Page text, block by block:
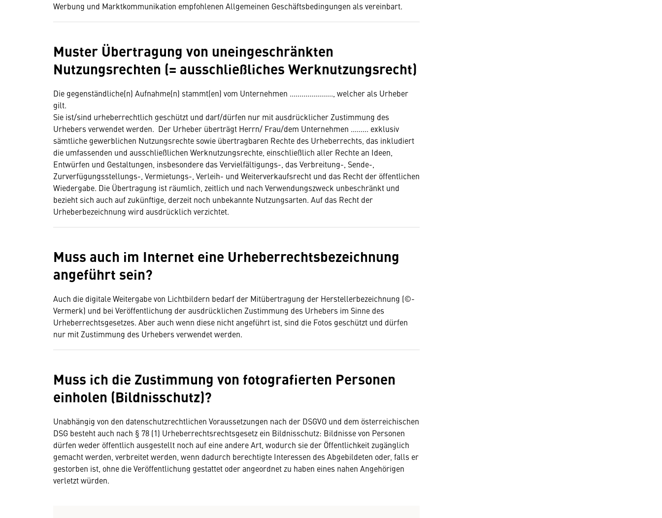
Werbung und Marktkommunikation empfohlenen Allgemeinen Geschäftsbedingungen als vereinbart.
Muster Übertragung von uneingeschränkten
Nutzungsrechten (= ausschließliches Werknutzungsrecht)
Die gegenständliche(n) Aufnahme(n) stammt(en) vom Unternehmen ......................, welcher als Urheber
gilt.
Sie ist/sind urheberrechtlich geschützt und darf/dürfen nur mit ausdrücklicher Zustimmung des
Urhebers verwendet werden. Der Urheber überträgt Herrn/ Frau/dem Unternehmen ......... exklusiv
sämtliche gewerblichen Nutzungsrechte sowie übertragbaren Rechte des Urheberrechts, das inkludiert
die umfassenden und ausschließlichen Werknutzungsrechte, einschließlich aller Rechte an Ideen,
Entwürfen und Gestaltungen, insbesondere das Vervielfältigungs-, das Verbreitung-, Sende-,
Zurverfügungsstellungs-, Vermietungs-, Verleih- und Weiterverkaufsrecht und das Recht der öffentlichen
Wiedergabe. Die Übertragung ist räumlich, zeitlich und nach Verwendungszweck unbeschränkt und
bezieht sich auch auf zukünftige, derzeit noch unbekannte Nutzungsarten. Auf das Recht der
Urheberbezeichnung wird ausdrücklich verzichtet.
Muss auch im Internet eine Urheberrechtsbezeichnung
angeführt sein?
Auch die digitale Weitergabe von Lichtbildern bedarf der Mitübertragung der Herstellerbezeichnung (©-
Vermerk) und bei Veröffentlichung der ausdrücklichen Zustimmung des Urhebers im Sinne des
Urheberrechtsgesetzes. Aber auch wenn diese nicht angeführt ist, sind die Fotos geschützt und dürfen
nur mit Zustimmung des Urhebers verwendet werden.
Muss ich die Zustimmung von fotografierten Personen
einholen (Bildnisschutz)?
Unabhängig von den datenschutzrechtlichen Voraussetzungen nach der DSGVO und dem österreichischen
DSG besteht auch nach § 78 (1) Urheberrechtsrechtsgesetz ein Bildnisschutz: Bildnisse von Personen
dürfen weder öffentlich ausgestellt noch auf eine andere Art, wodurch sie der Öffentlichkeit zugänglich
gemacht werden, verbreitet werden, wenn dadurch berechtigte Interessen des Abgebildeten oder, falls er
gestorben ist, ohne die Veröffentlichung gestattet oder angeordnet zu haben eines nahen Angehörigen
verletzt würden.